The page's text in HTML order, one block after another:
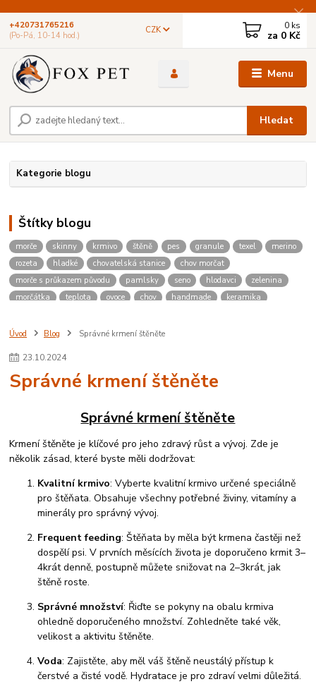
Menu
CZK
Hledat
+420731765216
(Po-Pá, 10-14 hod.)
0 ks
za 0 Kč
Kategorie blogu
Štítky blogu
morče skinny krmivo štěně pes granule texel
merino
rozeta
hladké chovatelská stanice
chov morčat
morče s průkazem původu
pamlsky seno hlodavci
zelenina
morčátka
teplota ovoce chov handmade
keramika
kočka
dar sponzor adopce kotě
morčata s PP
Úvod Blog Správné krmení štěněte
23.10.2024
Správné krmení štěněte
Správné krmení štěněte
Krmení štěněte je klíčové pro jeho zdravý růst a vývoj. Zde je
několik zásad, které byste měli dodržovat:
Kvalitní krmivo: Vyberte kvalitní krmivo určené speciálně
pro štěňata. Obsahuje všechny potřebné živiny, vitamíny a
minerály pro správný vývoj.
Frequent feeding: Štěňata by měla být krmena častěji než
dospělí psi. V prvních měsících života je doporučeno krmit 3–
4krát denně, postupně můžete snižovat na 2–3krát, jak
štěně roste.
Správné množství: Řiďte se pokyny na obalu krmiva
ohledně doporučeného množství. Zohledněte také věk,
velikost a aktivitu štěněte.
Voda: Zajistěte, aby měl váš štěně neustálý přístup k
čerstvé a čisté vodě. Hydratace je pro zdraví velmi důležitá.